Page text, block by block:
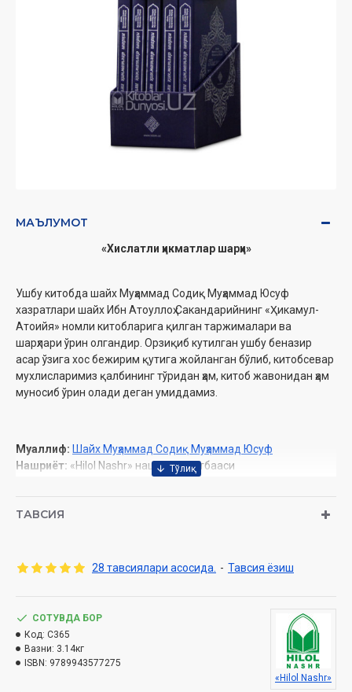
МАЪЛУМОТ
«Хислатли ҳикматлар шарҳи»
Ушбу китобда шайх Муҳаммад Содиқ Муҳаммад Юсуф
хазратлари шайх Ибн Атоуллоҳ Сакандарийнинг «Ҳикамул-
Атоийя» номли китобларига қилган таржималари ва
шарҳлари ўрин олгандир. Орзиқиб кутилган ушбу беназир
асар ўзига хос бежирим қутига жойланган бўлиб, китобсевар
мухлисларимиз қалбининг тўридан ҳам, китоб жавонидан ҳам
муносиб ўрин олади деган умиддамиз.
Муаллиф: Шайх Муҳаммад Содиқ Муҳаммад Юсуф
Нашриёт: «Hilol Nashr» нашриёт-матбааси
жуз 416 бет.
Муқоваси: қаттиқ
Ўзбекистон Республикаси Вазирлар Маҳкамаси ҳузуридаги Дин
ишлари бўйича қўмитанинг 2024 йил 16 майдаги 03-07/2999
рақамли хулосалари асосида тайёрланди.
ТАВСИЯ
28 тавсиялари асосида. - Тавсия ёзиш
СОТУВДА БОР
Код: C365
Вазни: 3.14кг
ISBN: 9789943577275
«Hilol Nashr»